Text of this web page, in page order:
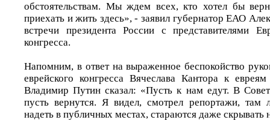
обстоятельствам. Мы ждем всех, кто хотел бы
приехать и жить здесь», - заявил губернатор ЕАО
встречи президента России с представителями
конгресса.
Напомним, в ответ на выраженное беспокойство
еврейского конгресса Вячеслава Кантора к
Владимир Путин сказал: «Пусть к нам едут. В
пусть вернутся. Я видел, смотрел репортажи,
надеть в публичных местах, стараются даже скрывать